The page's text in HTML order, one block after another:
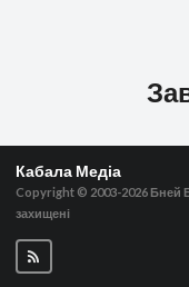
Кабала Медіа
Copyright © 2003-2026 Бней
захищені